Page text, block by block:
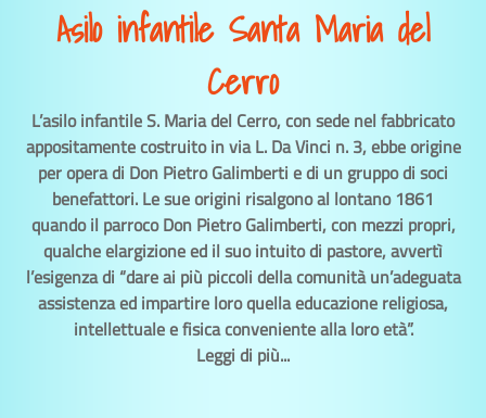
Asilo infantile Santa Maria del
Cerro
L’asilo infantile S. Maria del Cerro, con sede nel fabbricato
appositamente costruito in via L. Da Vinci n. 3, ebbe origine
per opera di Don Pietro Galimberti e di un gruppo di soci
benefattori. Le sue origini risalgono al lontano 1861
quando il parroco Don Pietro Galimberti, con mezzi propri,
qualche elargizione ed il suo intuito di pastore, avvertì
l’esigenza di “dare ai più piccoli della comunità un’adeguata
assistenza ed impartire loro quella educazione religiosa,
intellettuale e fisica conveniente alla loro età”.
Leggi di più...